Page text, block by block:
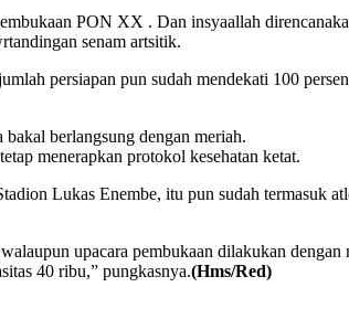
PON XX . Dan insyaallah
senam artsitik.
persiapan pun sudah mendekati 100
berlangsung dengan meriah.
menerapkan protokol kesehatan ketat.
Lukas Enembe, itu pun sudah termasuk
upacara pembukaan dilakukan
40 ribu,” pungkasnya.(Hms/Red)